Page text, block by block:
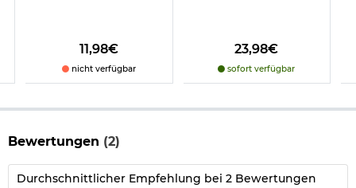
11,98€
nicht verfügbar
23,98€
sofort verfügbar
Bewertungen (2)
Durchschnittlicher Empfehlung bei 2 Bewertungen